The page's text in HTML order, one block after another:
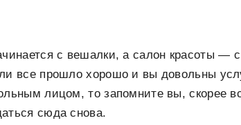
с вешалки, а салон красоты —
все прошло хорошо и вы довольны
лицом, то запомните вы, скорее
сюда снова.